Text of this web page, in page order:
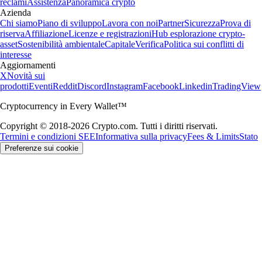
reclamiAssistenza Panoramica crypto
Azienda
Chi siamoPiano di sviluppoLavora con noiPartnerSicurezzaProva di
riservaAffiliazioneLicenze e registrazioniHub esplorazione crypto-
assetSostenibilità ambientaleCapitaleVerificaPolitica sui conflitti di
interesse
Aggiornamenti
XNovità sui
prodottiEventiRedditDiscordInstagramFacebookLinkedinTradingView
Cryptocurrency in Every Wallet™
Copyright © 2018-2026 Crypto.com. Tutti i diritti riservati.
Termini e condizioni SEEInformativa sulla privacyFees & LimitsStato
Preferenze sui cookie